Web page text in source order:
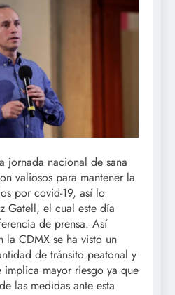
jornada nacional de sana
valiosos para mantener la
por covid-19, así lo
Gatell, el cual este día
de prensa. Así
la CDMX se ha visto un
de tránsito peatonal y
mayor riesgo ya que
las medidas ante esta